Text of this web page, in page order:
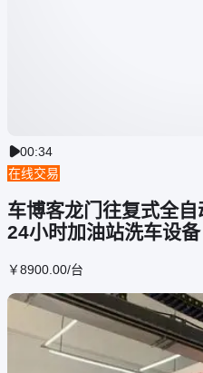
00:34
在线交易
车博客龙门往复式全
24小时加油站洗车设备
￥8900.00/台